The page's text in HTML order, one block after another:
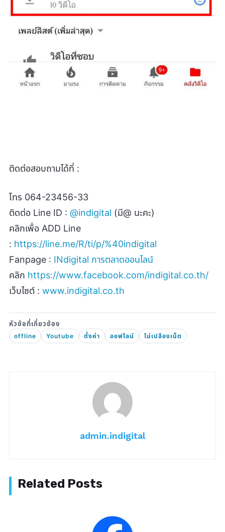
ติดต่อสอบถามได้ที่ :
โทร 064-23456-33
ติดต่อ Line ID : @indigital (มี@ นะคะ)
คลิกเพื่อ ADD Line
: https://line.me/R/ti/p/%40indigital
Fanpage : INdigital การตลาดออนไลน์
คลิก https://www.facebook.com/indigital.co.th/
เว็บไซต์ : www.indigital.co.th
offline Youtube ตั้งค่า ออฟไลน์ ไม่เปลืองเน็ต
admin.indigital